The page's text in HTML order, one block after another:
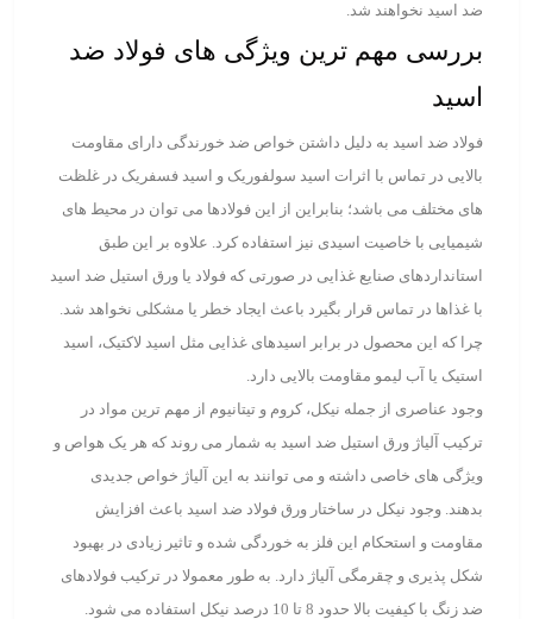
ضد اسید نخواهند شد.
بررسی مهم ترین ویژگی های فولاد ضد
اسید
فولاد ضد اسید به دلیل داشتن خواص ضد خورندگی دارای مقاومت
بالایی در تماس با اثرات اسید سولفوریک و اسید فسفریک در غلظت
های مختلف می باشد؛ بنابراین از این فولادها می توان در محیط های
شیمیایی با خاصیت اسیدی نیز استفاده کرد. علاوه بر این طبق
استانداردهای صنایع غذایی در صورتی که فولاد یا ورق استیل ضد اسید
با غذاها در تماس قرار بگیرد باعث ایجاد خطر یا مشکلی نخواهد شد.
چرا که این محصول در برابر اسیدهای غذایی مثل اسید لاکتیک، اسید
استیک یا آب لیمو مقاومت بالایی دارد.
وجود عناصری از جمله نیکل، کروم و تیتانیوم از مهم ترین مواد در
ترکیب آلیاژ ورق استیل ضد اسید به شمار می روند که هر یک هواص و
ویژگی های خاصی داشته و می توانند به این آلیاژ خواص جدیدی
بدهند. وجود نیکل در ساختار ورق فولاد ضد اسید باعث افزایش
مقاومت و استحکام این فلز به خوردگی شده و تاثیر زیادی در بهبود
شکل پذیری و چقرمگی آلیاژ دارد. به طور معمولا در ترکیب فولادهای
ضد زنگ با کیفیت بالا حدود 8 تا 10 درصد نیکل استفاده می شود.